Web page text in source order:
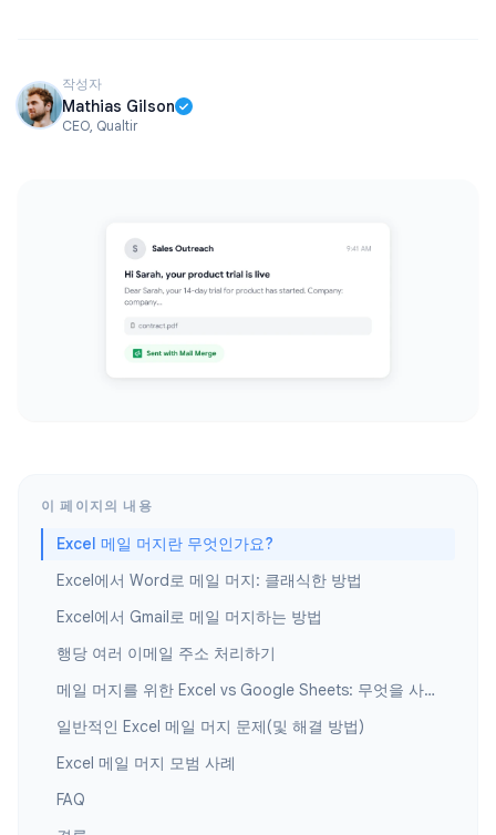
작성자
Mathias Gilson
CEO, Qualtir
이 페이지의 내용
Excel 메일 머지란 무엇인가요?
Excel에서 Word로 메일 머지: 클래식한 방법
Excel에서 Gmail로 메일 머지하는 방법
행당 여러 이메일 주소 처리하기
메일 머지를 위한 Excel vs Google Sheets: 무엇을 사용해야 할까요?
일반적인 Excel 메일 머지 문제(및 해결 방법)
Excel 메일 머지 모범 사례
FAQ